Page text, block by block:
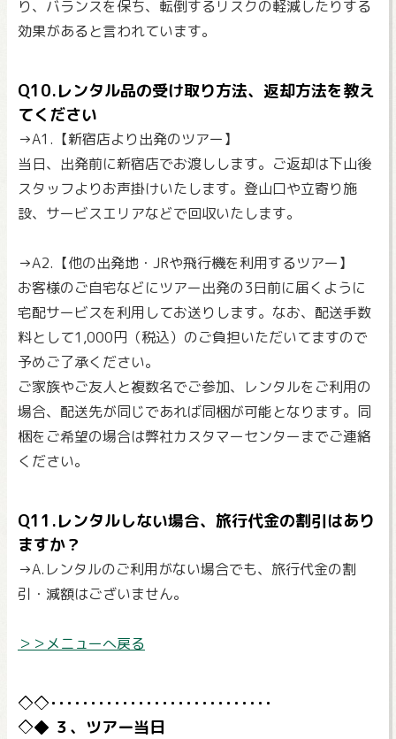
り、バランスを保ち、転倒するリスクの軽減したりする
効果があると言われています。
Q10.レンタル品の受け取り方法、返却方法を教え
てください
→A1.【新宿店より出発のツアー】
当日、出発前に新宿店でお渡しします。ご返却は下山後
スタッフよりお声掛けいたします。登山口や立寄り施
設、サービスエリアなどで回収いたします。
→A2.【他の出発地・JRや飛行機を利用するツアー】
お客様のご自宅などにツアー出発の3日前に届くように
宅配サービスを利用してお送りします。なお、配送手数
料として1,000円（税込）のご負担いただいてますので
予めご了承ください。
ご家族やご友人と複数名でご参加、レンタルをご利用の
場合、配送先が同じであれば同梱が可能となります。同
梱をご希望の場合は弊社カスタマーセンターまでご連絡
ください。
Q11.レンタルしない場合、旅行代金の割引はあり
ますか？
→A.レンタルのご利用がない場合でも、旅行代金の割
引・減額はございません。
＞＞メニューへ戻る
３、ツアー当日